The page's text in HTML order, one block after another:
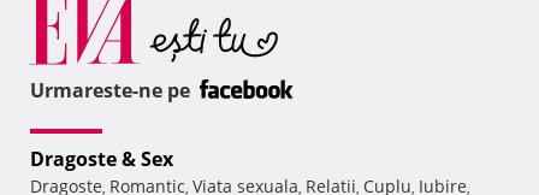
Urmareste-ne pe
Dragoste & Sex
Dragoste, Romantic, Viata sexuala, Relatii, Cuplu, Iubire,